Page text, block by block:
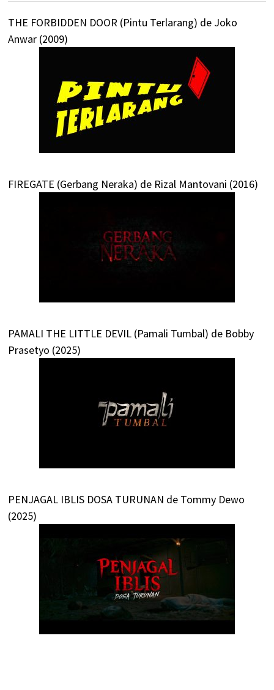
THE FORBIDDEN DOOR (Pintu Terlarang) de Joko
Anwar (2009)
FIREGATE (Gerbang Neraka) de Rizal Mantovani (2016)
PAMALI THE LITTLE DEVIL (Pamali Tumbal) de Bobby
Prasetyo (2025)
PENJAGAL IBLIS DOSA TURUNAN de Tommy Dewo
(2025)